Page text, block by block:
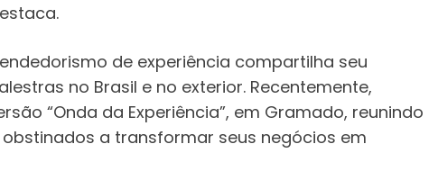
de experiência compartilha seu
no Brasil e no exterior. Recentemente,
“Onda da Experiência”, em Gramado, reunindo
a transformar seus negócios em